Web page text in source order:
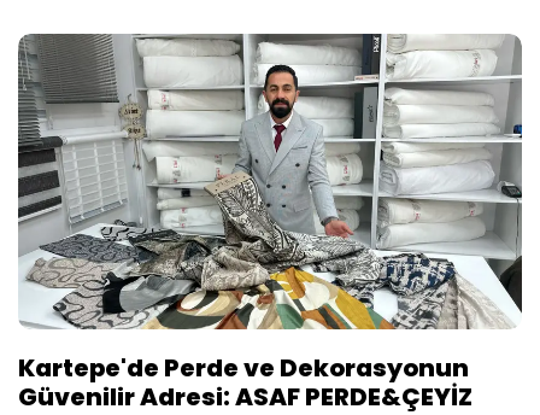
Kartepe'de Perde ve Dekorasyonun
Güvenilir Adresi: ASAF PERDE&ÇEYİZ